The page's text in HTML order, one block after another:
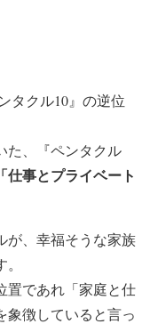
タクル10』の逆位
た、『ペンタクル
「仕事とプライベート
が、幸福そうな家族
置であれ「家庭と仕
象徴していると言っ